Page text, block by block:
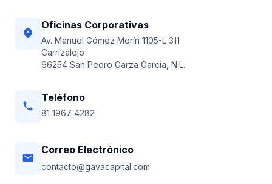
location_on
Oficinas Corporativas
Av. Manuel Gómez Morín 1105-L 311
Carrizalejo
66254 San Pedro Garza García, N.L.
phone
Teléfono
81 1967 4282
email
Correo Electrónico
contacto@gavacapital.com